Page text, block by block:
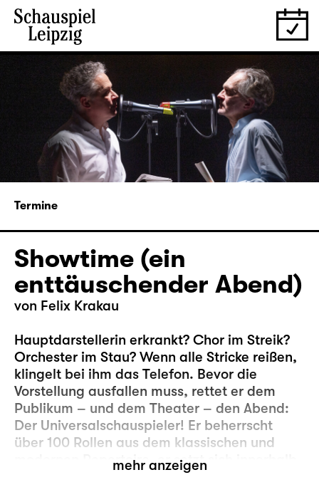
Termine
Showtime (ein
enttäuschender Abend)
von Felix Krakau
Hauptdarstellerin erkrankt? Chor im Streik?
Orchester im Stau? Wenn alle Stricke reißen,
klingelt bei ihm das Telefon. Bevor die
Vorstellung ausfallen muss, rettet er dem
Publikum – und dem Theater – den Abend:
Der Universalschauspieler! Er beherrscht
über 100 Rollen aus dem klassischen und
modernen Repertoire, er setzt sich innerhalb
von fünf Minuten ins Taxi, um – ob in
mehr anzeigen